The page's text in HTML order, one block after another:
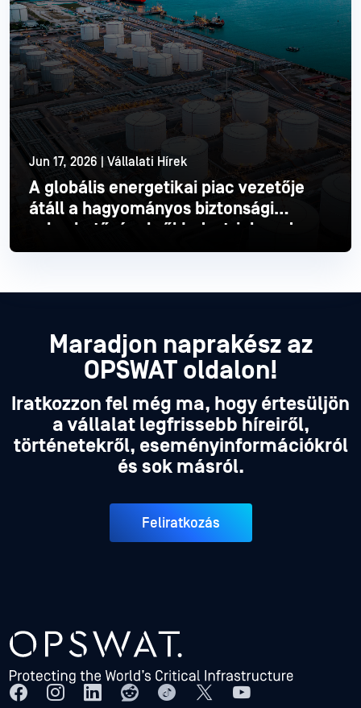
Jun 17, 2026 | Vállalati Hírek
A globális energetikai piac vezetője
átáll a hagyományos biztonsági
sebezhetőségekről Industrial modern
Industrial
Olvass tovább
Maradjon naprakész az
OPSWAT oldalon!
Iratkozzon fel még ma, hogy értesüljön
a vállalat legfrissebb híreiről,
történetekről, eseményinformációkról
és sok másról.
Feliratkozás